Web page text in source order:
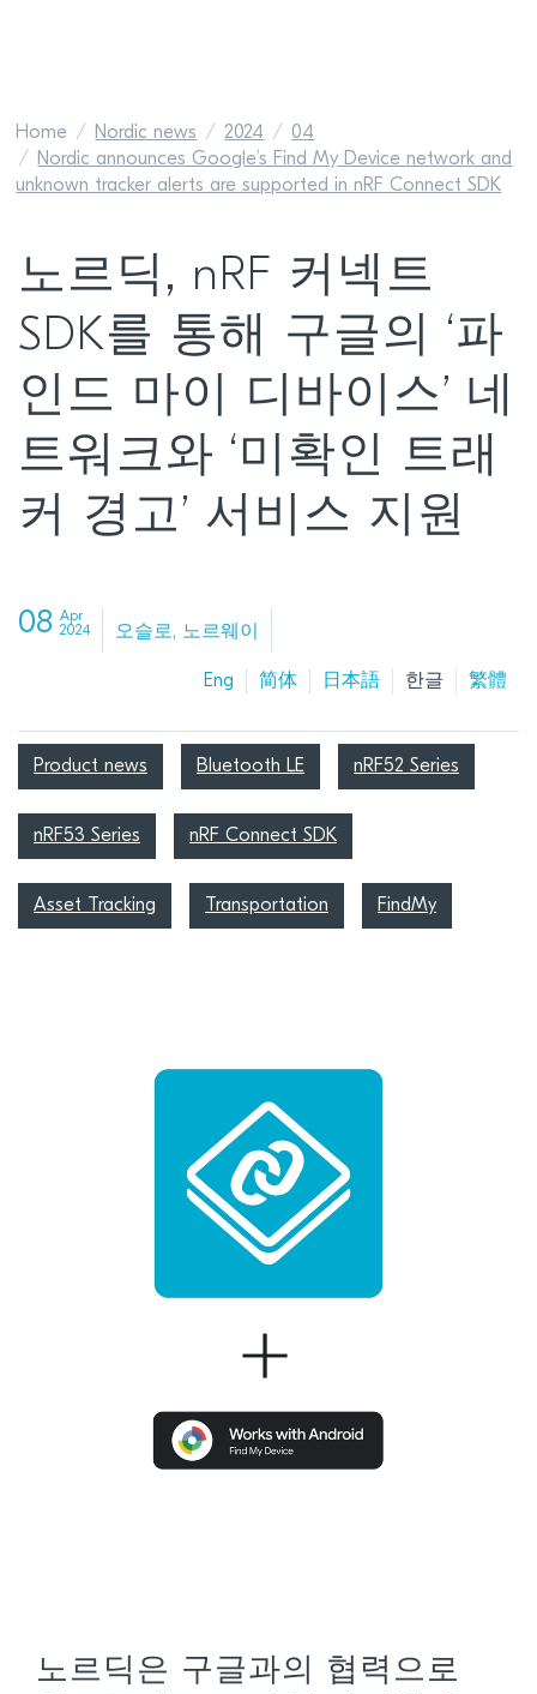
Home Nordic news 2024
04
Nordic announces Google’s Find My Device network and
unknown tracker alerts are supported in nRF Connect SDK
노르딕, nRF 커넥트
SDK를 통해 구글의 ‘파
인드 마이 디바이스’ 네
트워크와 ‘미확인 트래
커 경고’ 서비스 지원
08 Apr
2024
오슬로, 노르웨이
Eng 简体 日本語 한글 繁體
Product news Bluetooth LE nRF52 Series
nRF53 Series nRF Connect SDK
Asset Tracking Transportation FindMy
노르딕은 구글과의 협력으로